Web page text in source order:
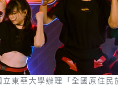
東華大學辦理「全國原住